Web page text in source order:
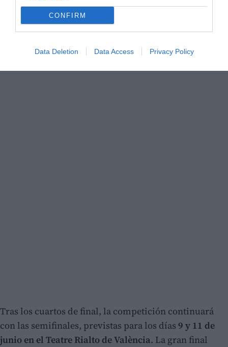
CONFIRM
Data Deletion Data Access Privacy Policy
Tras los cuartos de final, la competición continuará
con las semifinales, previstas para los días 9 y 11 de
junio en el Teatre Rialto de València. La gran final